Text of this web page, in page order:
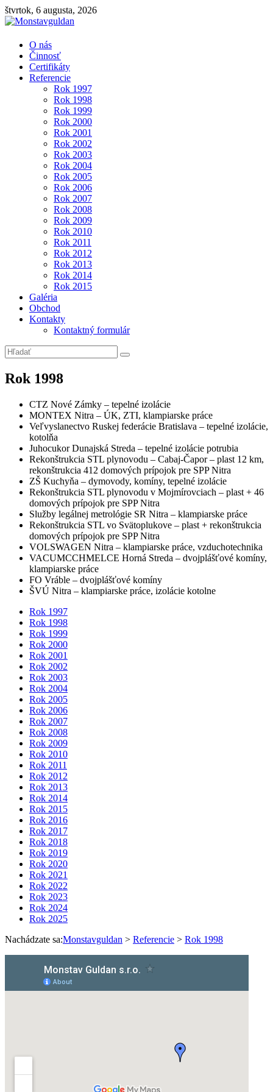
štvrtok, 6 augusta, 2026
Monstavguldan
Montáž,
opravy,
rekonštrukcie
plynovodov,
parovodov,
O nás
Činnosť
Certifikáty
Referencie
Rok 1997
Rok 1998
Rok 1999
Rok 2000
Rok 2001
Rok 2002
Rok 2003
Rok 2004
Rok 2005
Rok 2006
Rok 2007
Rok 2008
Rok 2009
Rok 2010
Rok 2011
Rok 2012
Rok 2013
Rok 2014
Rok 2015
Galéria
Obchod
Kontakty
Kontaktný formulár
Rok 1998
CTZ Nové Zámky – tepelné izolácie
MONTEX Nitra – ÚK, ZTI, klampiarske práce
Veľvyslanectvo Ruskej federácie Bratislava – tepelné izolácie,
kotolňa
Juhocukor Dunajská Streda – tepelné izolácie potrubia
Rekonštrukcia STL plynovodu – Cabaj-Čapor – plast 12 km,
rekonštrukcia 412 domových prípojok pre SPP Nitra
ZŠ Kuchyňa – dymovody, komíny, tepelné izolácie
Rekonštrukcia STL plynovodu v Mojmírovciach – plast + 46
domových prípojok pre SPP Nitra
Služby legálnej metrológie SR Nitra – klampiarske práce
Rekonštrukcia STL vo Svätoplukove – plast + rekonštrukcia
domových prípojok pre SPP Nitra
VOLSWAGEN Nitra – klampiarske práce, vzduchotechnika
VACUMCCHMELCE Horná Streda – dvojplášťové komíny,
klampiarske práce
FO Vráble – dvojplášťové komíny
ŠVÚ Nitra – klampiarske práce, izolácie kotolne
Rok 1997
Rok 1998
Rok 1999
Rok 2000
Rok 2001
Rok 2002
Rok 2003
Rok 2004
Rok 2005
Rok 2006
Rok 2007
Rok 2008
Rok 2009
Rok 2010
Rok 2011
Rok 2012
Rok 2013
Rok 2014
Rok 2015
Rok 2016
Rok 2017
Rok 2018
Rok 2019
Rok 2020
Rok 2021
Rok 2022
Rok 2023
Rok 2024
Rok 2025
Nachádzate sa:Monstavguldan > Referencie > Rok 1998